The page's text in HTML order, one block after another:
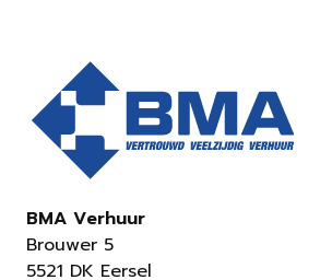
BMA Verhuur
Brouwer 5
5521 DK Eersel